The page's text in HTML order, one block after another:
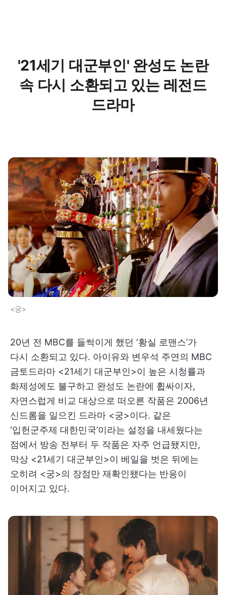
'21세기 대군부인' 완성도 논란
속 다시 소환되고 있는 레전드
드라마
<궁>
20년 전 MBC를 들썩이게 했던 ‘황실 로맨스’가
다시 소환되고 있다. 아이유와 변우석 주연의 MBC
금토드라마 <21세기 대군부인>이 높은 시청률과
화제성에도 불구하고 완성도 논란에 휩싸이자,
자연스럽게 비교 대상으로 떠오른 작품은 2006년
신드롬을 일으킨 드라마 <궁>이다. 같은
‘입헌군주제 대한민국’이라는 설정을 내세웠다는
점에서 방송 전부터 두 작품은 자주 언급됐지만,
막상 <21세기 대군부인>이 베일을 벗은 뒤에는
오히려 <궁>의 장점만 재확인됐다는 반응이
이어지고 있다.